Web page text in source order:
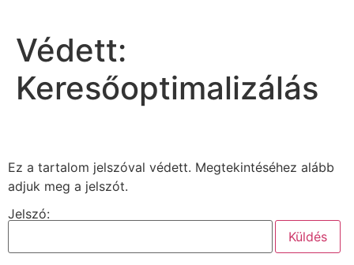
Védett:
Keresőoptimalizálás
Ez a tartalom jelszóval védett. Megtekintéséhez alább
adjuk meg a jelszót.
Jelszó: